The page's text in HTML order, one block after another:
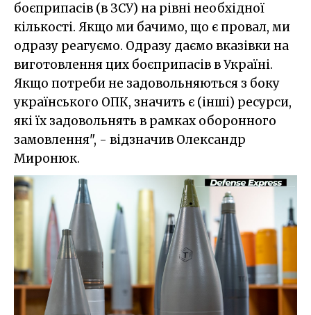
боєприпасів (в ЗСУ) на рівні необхідної
кількості. Якщо ми бачимо, що є провал, ми
одразу реагуємо. Одразу даємо вказівки на
виготовлення цих боєприпасів в Україні.
Якщо потреби не задовольняються з боку
українського ОПК, значить є (інші) ресурси,
які їх задовольнять в рамках оборонного
замовлення", - відзначив Олександр
Миронюк.